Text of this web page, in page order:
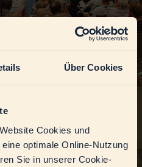
Über Cookies
Cookies und
optimale Online-Nutzung
Sie in unserer Cookie-